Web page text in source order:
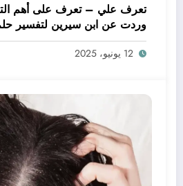
تعرف علي – تعرف على أهم
وردت عن ابن سيرين لتفسير
يدي – بالتفصيل
12 يونيو، 2025